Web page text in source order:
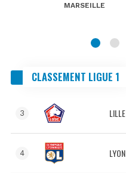
MARSEILLE
CLASSEMENT LIGUE 1
3 LILLE
4 LYON